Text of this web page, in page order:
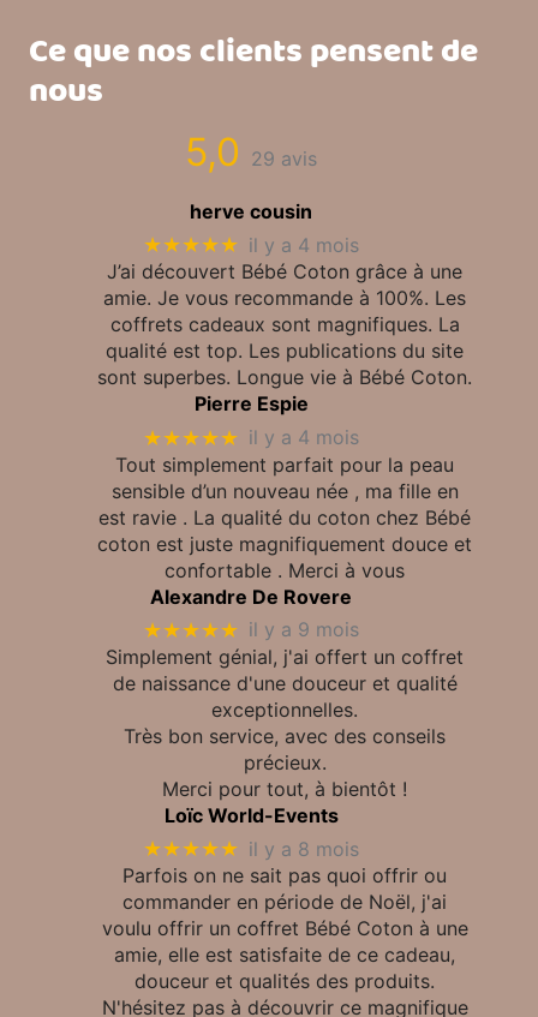
Ce que nos clients pensent de
nous
5,0 29 avis
herve cousin
★★★★★ il y a 4 mois
J’ai découvert Bébé Coton grâce à une
amie. Je vous recommande à 100%. Les
coffrets cadeaux sont magnifiques. La
qualité est top. Les publications du site
sont superbes. Longue vie à Bébé Coton.
Pierre Espie
★★★★★ il y a 4 mois
Tout simplement parfait pour la peau
sensible d’un nouveau née , ma fille en
est ravie . La qualité du coton chez Bébé
coton est juste magnifiquement douce et
confortable . Merci à vous
Alexandre De Rovere
★★★★★ il y a 9 mois
Simplement génial, j'ai offert un coffret
de naissance d'une douceur et qualité
exceptionnelles.
Très bon service, avec des conseils
précieux.
Merci pour tout, à bientôt !
Loïc World-Events
★★★★★ il y a 8 mois
Parfois on ne sait pas quoi offrir ou
commander en période de Noël, j'ai
voulu offrir un coffret Bébé Coton à une
amie, elle est satisfaite de ce cadeau,
douceur et qualités des produits.
N'hésitez pas à découvrir ce magnifique